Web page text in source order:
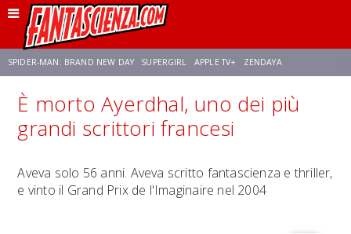
SPIDER-MAN: BRAND NEW DAY SUPERGIRL APPLE TV+ ZENDAYA
FRANCO RICCIARDIELLO AVENGERS: DOOMSDAY STAR TREK NETFLIX
È morto Ayerdhal, uno dei più
grandi scrittori francesi
Aveva solo 56 anni. Aveva scritto fantascienza e thriller,
e vinto il Grand Prix de l'Imaginaire nel 2004